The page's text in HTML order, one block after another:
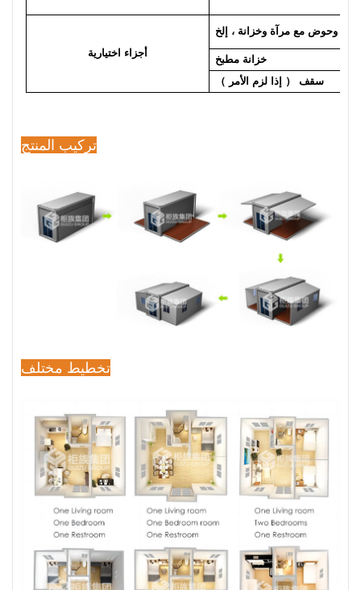
أجزاء اختيارية
وحوض مع مرآة وخزانة ، إلخ
خزانة مطبخ
سقف
（ إذا لزم الأمر ）
تركيب المنتج
تخطيط مختلف